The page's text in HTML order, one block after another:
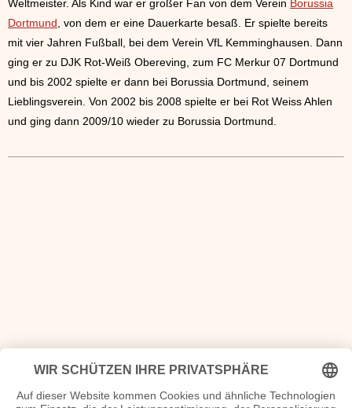
Weltmeister. Als Kind war er großer Fan von dem Verein Borussia
Dortmund, von dem er eine Dauerkarte besaß. Er spielte bereits
mit vier Jahren Fußball, bei dem Verein VfL Kemminghausen. Dann
ging er zu DJK Rot-Weiß Obereving, zum FC Merkur 07 Dortmund
und bis 2002 spielte er dann bei Borussia Dortmund, seinem
Lieblingsverein. Von 2002 bis 2008 spielte er bei Rot Weiss Ahlen
und ging dann 2009/10 wieder zu Borussia Dortmund.